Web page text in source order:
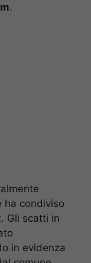
.
ha condiviso
Gli scatti in
in evidenza